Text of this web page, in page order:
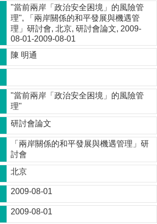
"當前兩岸「政治安全困境」的風險管
理", 「兩岸關係的和平發展與機遇管
理」研討會, 北京, 研討會論文, 2009-
08-01-2009-08-01
陳 明通
"當前兩岸「政治安全困境」的風險管
理"
研討會論文
「兩岸關係的和平發展與機遇管理」研
討會
北京
2009-08-01
2009-08-01